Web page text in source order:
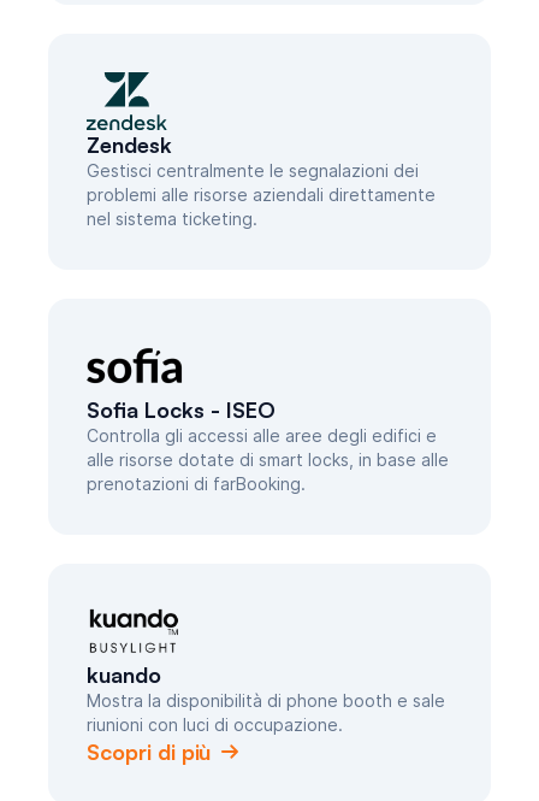
Zendesk
Gestisci centralmente le segnalazioni dei
problemi alle risorse aziendali direttamente
nel sistema ticketing.
Sofia Locks - ISEO
Controlla gli accessi alle aree degli edifici e
alle risorse dotate di smart locks, in base alle
prenotazioni di farBooking.
kuando
Mostra la disponibilità di phone booth e sale
riunioni con luci di occupazione.
Scopri di più